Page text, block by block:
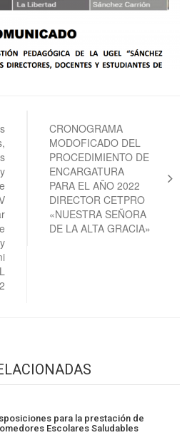
CRONOGRAMA
MODOFICADO DEL
PROCEDIMIENTO DE
ENCARGATURA
PARA EL AÑO 2022
DIRECTOR CETPRO
«NUESTRA SEÑORA
DE LA ALTA GRACIA»
para la prestación de
Escolares Saludables